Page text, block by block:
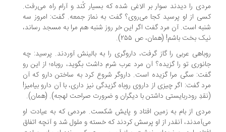
را دیدند سوار بر الاغی شده که بسیار کُند و آرام راه می‌رفت.
از او پرسید کجا می‌روی؟ گفت به نماز جمعه. گفت: امروز سه
است. آن مرد گفت اگر این خر روز شنبه هم مرا به مسجد رساند،
بخت باشم! (همان، ص ۲۵۵).
عربی را گاز گرفت، داروگری را به بالینش آوردند. پرسید: چه
تو را گزیده؟ آن مرد عرب شرم داشت بگوید، روباه؛ از این رو
سگی مرا گزیده است. داروگر شروع کرد به ساختن دارو که آن
گفت: اگر چیزی از داروی روباه گزیدگی نیز داری، با آن دارو بیامیز!
رودربایستی داشتن با دیگران و ضرورت صراحت لهجه). (همان).
از بام به زمین افتاد و پایش شکست. مردمی که به عیادت او
آنقدر از او پرسش کردند که خسته و ملول شد و آنچه اتفاق